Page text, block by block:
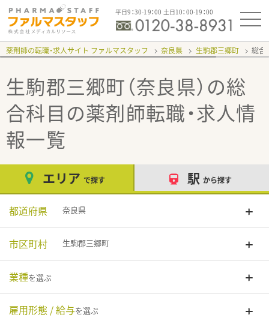
平日9：30-19：00 土日10：00-19：00
薬剤師の転職・求人サイト ファルマスタッフ 奈良県 生駒郡三郷町 総合
生駒郡三郷町（奈良県）の総
合科目の薬剤師転職・求人情
報一覧
エリア で探す 駅 から探す
都道府県 奈良県
市区町村 生駒郡三郷町
業種を選ぶ
雇用形態 / 給与を選ぶ